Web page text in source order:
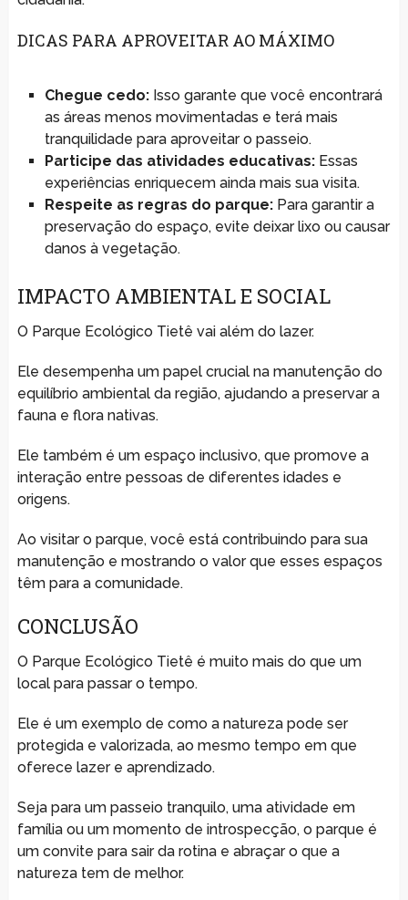
DICAS PARA APROVEITAR AO MÁXIMO
Chegue cedo:Isso garante que você encontrará
as áreas menos movimentadas e terá mais
tranquilidade para aproveitar o passeio.
Participe das atividades educativas:Essas
experiências enriquecem ainda mais sua visita.
Respeite as regras do parque:Para garantir a
preservação do espaço, evite deixar lixo ou causar
danos à vegetação.
IMPACTO AMBIENTAL E SOCIAL
O Parque Ecológico Tietê vai além do lazer.
Ele desempenha um papel crucial na manutenção do
equilíbrio ambiental da região, ajudando a preservar a
fauna e flora nativas.
Ele também é um espaço inclusivo, que promove a
interação entre pessoas de diferentes idades e
origens.
Ao visitar o parque, você está contribuindo para sua
manutenção e mostrando o valor que esses espaços
têm para a comunidade.
CONCLUSÃO
O Parque Ecológico Tietê é muito mais do que um
local para passar o tempo.
Ele é um exemplo de como a natureza pode ser
protegida e valorizada, ao mesmo tempo em que
oferece lazer e aprendizado.
Seja para um passeio tranquilo, uma atividade em
família ou um momento de introspecção, o parque é
um convite para sair da rotina e abraçar o que a
natureza tem de melhor.